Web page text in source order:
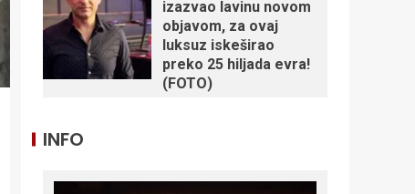
izazvao lavinu novom
objavom, za ovaj
luksuz iskeširao
preko 25 hiljada evra!
(FOTO)
INFO